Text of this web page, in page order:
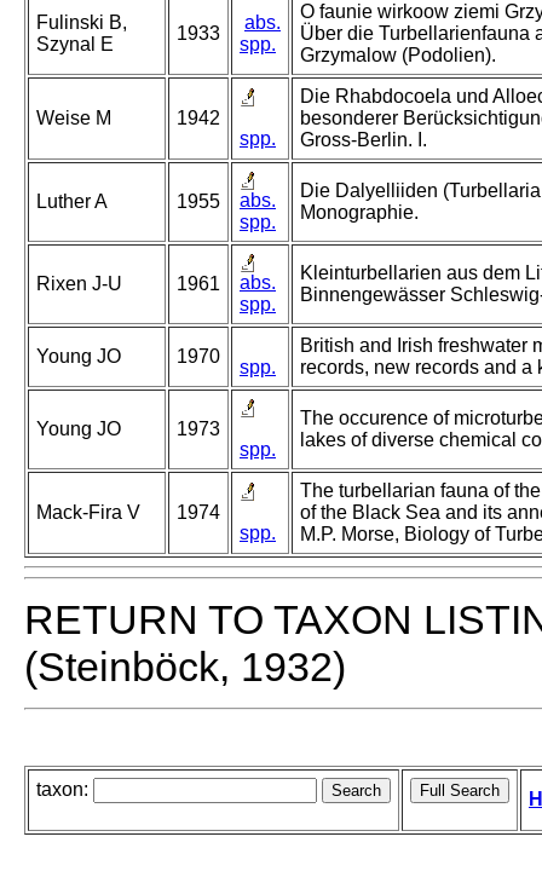
Fulinski B,
Szynal E
1933
abs.
spp.
O faunie wirkoow ziemi
Über die Turbellarienfauna
Grzymalow (Podolien).
Weise M
1942
spp.
Die Rhabdocoela und
besonderer
Gross-Berlin. I.
Luther A 1955
abs.
spp.
Die Dalyelliiden
Monographie.
Rixen J-U 1961
abs.
spp.
Kleinturbellarien aus dem
Binnengewässer
Young JO 1970
spp.
British and Irish freshwater
records, new records and a
Young JO
1973
spp.
The occurence of
lakes of diverse chemical
Mack-Fira V
1974
spp.
The turbellarian fauna of
of the Black Sea and its
M.P. Morse, Biology of
RETURN TO TAXON
(Steinböck, 1932)
taxon: